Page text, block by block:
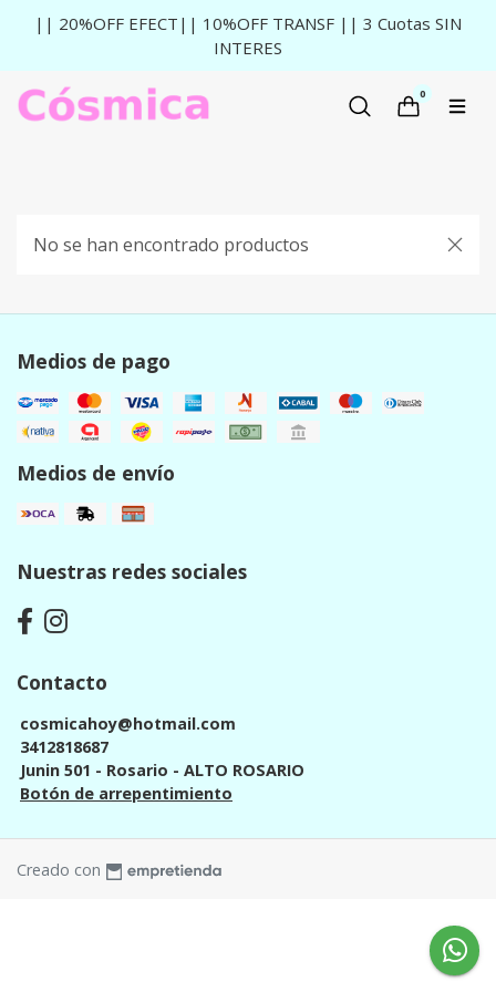
|| 20%OFF EFECT|| 10%OFF TRANSF || 3 Cuotas SIN
INTERES
0
No se han encontrado productos
Medios de pago
Medios de envío
Nuestras redes sociales
Contacto
cosmicahoy@hotmail.com
3412818687
Junin 501 - Rosario - ALTO ROSARIO
Botón de arrepentimiento
Creado con